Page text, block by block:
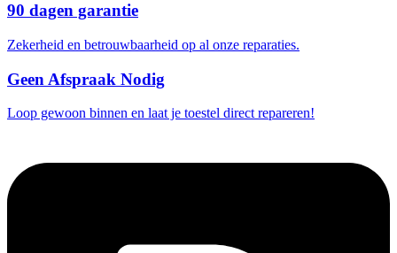
90 dagen garantie
Zekerheid en betrouwbaarheid op al onze reparaties.
Geen Afspraak Nodig
Loop gewoon binnen en laat je toestel direct repareren!